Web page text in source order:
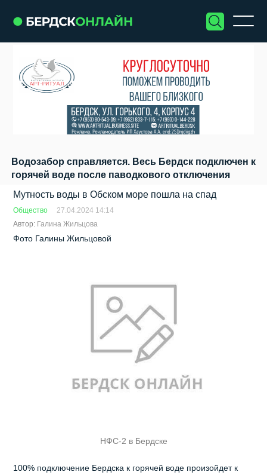
Водозабор справляется. Весь Бердск подключен к
горячей воде после паводкового отключения
Мутность воды в Обском море пошла на спад
Общество
27.04.2024 14:14
Автор: Галина Жильцова
Фото Галины Жильцовой
НФС-2 в Бердске
100% подключение Бердска к горячей воде произойдет к